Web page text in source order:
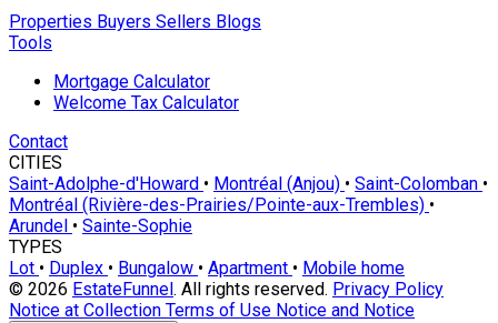
Properties Buyers Sellers Blogs
Tools
Mortgage Calculator
Welcome Tax Calculator
Contact
CITIES
Saint-Adolphe-d'Howard • Montréal (Anjou) • Saint-Colomban •
Montréal (Rivière-des-Prairies/Pointe-aux-Trembles) •
Arundel • Sainte-Sophie
TYPES
Lot • Duplex • Bungalow • Apartment • Mobile home
© 2026 EstateFunnel . All rights reserved. Privacy Policy
Notice at Collection Terms of Use Notice and Notice